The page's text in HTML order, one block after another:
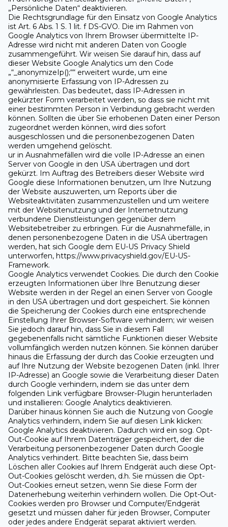
„Persönliche Daten“ deaktivieren.
Die Rechtsgrundlage für den Einsatz von Google Analytics
ist Art. 6 Abs. 1 S. 1 lit. f DS-GVO. Die im Rahmen von
Google Analytics von Ihrem Browser übermittelte IP-
Adresse wird nicht mit anderen Daten von Google
zusammengeführt. Wir weisen Sie darauf hin, dass auf
dieser Website Google Analytics um den Code
„“_anonymizeIp();““ erweitert wurde, um eine
anonymisierte Erfassung von IP-Adressen zu
gewährleisten. Das bedeutet, dass IP-Adressen in
gekürzter Form verarbeitet werden, so dass sie nicht mit
einer bestimmten Person in Verbindung gebracht werden
können. Sollten die über Sie erhobenen Daten einer Person
zugeordnet werden können, wird dies sofort
ausgeschlossen und die personenbezogenen Daten
werden umgehend gelöscht.
ur in Ausnahmefällen wird die volle IP-Adresse an einen
Server von Google in den USA übertragen und dort
gekürzt. Im Auftrag des Betreibers dieser Website wird
Google diese Informationen benutzen, um Ihre Nutzung
der Website auszuwerten, um Reports über die
Websiteaktivitäten zusammenzustellen und um weitere
mit der Websitenutzung und der Internetnutzung
verbundene Dienstleistungen gegenüber dem
Websitebetreiber zu erbringen. Für die Ausnahmefälle, in
denen personenbezogene Daten in die USA übertragen
werden, hat sich Google dem EU-US Privacy Shield
unterworfen, https://www.privacyshield.gov/EU-US-
Framework.
Google Analytics verwendet Cookies. Die durch den Cookie
erzeugten Informationen über Ihre Benutzung dieser
Website werden in der Regel an einen Server von Google
in den USA übertragen und dort gespeichert. Sie können
die Speicherung der Cookies durch eine entsprechende
Einstellung Ihrer Browser-Software verhindern; wir weisen
Sie jedoch darauf hin, dass Sie in diesem Fall
gegebenenfalls nicht sämtliche Funktionen dieser Website
vollumfänglich werden nutzen können. Sie können darüber
hinaus die Erfassung der durch das Cookie erzeugten und
auf Ihre Nutzung der Website bezogenen Daten (inkl. Ihrer
IP-Adresse) an Google sowie die Verarbeitung dieser Daten
durch Google verhindern, indem sie das unter dem
folgenden Link verfügbare Browser-Plugin herunterladen
und installieren: Google Analytics deaktivieren.
Darüber hinaus können Sie auch die Nutzung von Google
Analytics verhindern, indem Sie auf diesen Link klicken:
Google Analytics deaktivieren. Dadurch wird ein sog. Opt-
Out-Cookie auf Ihrem Datenträger gespeichert, der die
Verarbeitung personenbezogener Daten durch Google
Analytics verhindert. Bitte beachten Sie, dass beim
Löschen aller Cookies auf Ihrem Endgerät auch diese Opt-
Out-Cookies gelöscht werden, d.h. Sie müssen die Opt-
Out-Cookies erneut setzen, wenn Sie diese Form der
Datenerhebung weiterhin verhindern wollen. Die Opt-Out-
Cookies werden pro Browser und Computer/Endgerät
gesetzt und müssen daher für jeden Browser, Computer
oder jedes andere Endgerät separat aktiviert werden.